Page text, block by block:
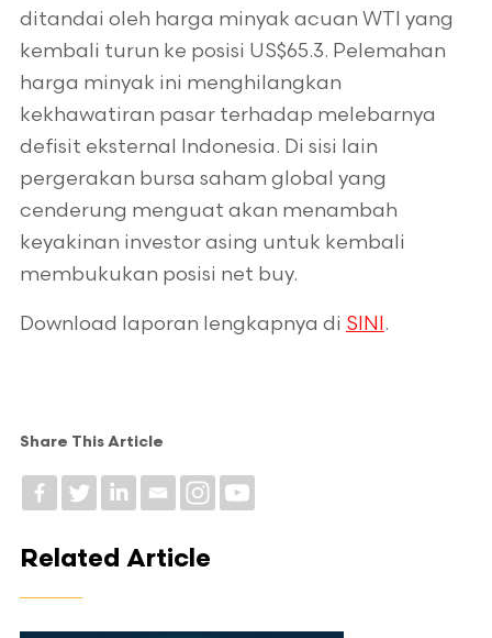
ditandai oleh harga minyak acuan WTI yang
kembali turun ke posisi US$65.3. Pelemahan
harga minyak ini menghilangkan
kekhawatiran pasar terhadap melebarnya
defisit eksternal Indonesia. Di sisi lain
pergerakan bursa saham global yang
cenderung menguat akan menambah
keyakinan investor asing untuk kembali
membukukan posisi net buy.
Download laporan lengkapnya di SINI .
Share This Article
Related Article